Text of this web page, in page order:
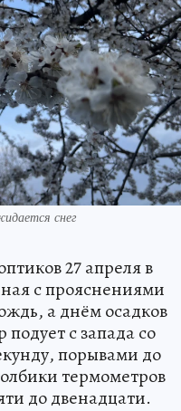
снег
27 апреля в
с прояснениями
а днём осадков
с запада со
порывами до
термометров
до двенадцати.